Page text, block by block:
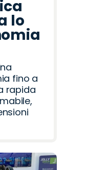
lo
fino a
rapida